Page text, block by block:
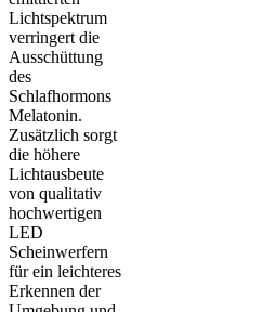
Lichtspektrum
verringert die
Ausschüttung
des
Schlafhormons
Melatonin.
Zusätzlich sorgt
die höhere
Lichtausbeute
von qualitativ
hochwertigen
LED
Scheinwerfern
für ein leichteres
Erkennen der